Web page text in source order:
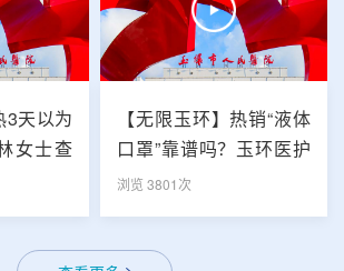
3天以为
女士查
在肾脏
【无限玉环】热销“液体
口罩”靠谱吗？玉环医护
+市监双重提醒
浏览 3801次